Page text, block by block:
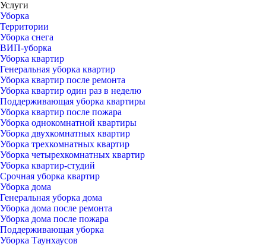
Услуги
Уборка
Территории
Уборка снега
ВИП-уборка
Уборка квартир
Генеральная уборка квартир
Уборка квартир после ремонта
Уборка квартир один раз в неделю
Поддерживающая уборка квартиры
Уборка квартир после пожара
Уборка однокомнатной квартиры
Уборка двухкомнатных квартир
Уборка трехкомнатных квартир
Уборка четырехкомнатных квартир
Уборка квартир-студий
Срочная уборка квартир
Уборка дома
Генеральная уборка дома
Уборка дома после ремонта
Уборка дома после пожара
Поддерживающая уборка
Уборка Таунхаусов